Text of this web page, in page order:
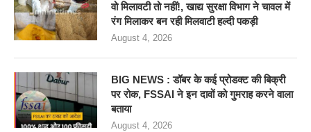
वो मिलावटी तो नहीं!, खाद्य सुरक्षा विभाग ने चावल में
रंग मिलाकर बन रही मिलवाटी हल्दी पकड़ी
August 4, 2026
BIG NEWS : डॉबर के कई प्रोडक्ट की बिक्री
पर रोक, FSSAI ने इन दावों को गुमराह करने वाला
बताया
August 4, 2026